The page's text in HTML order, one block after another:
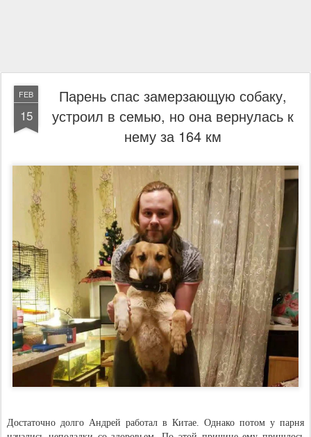
FEB
15
Парень спас замерзающую собаку,
устроил в семью, но она вернулась к
нему за 164 км
Достаточно долго Андрей работал в Китае. Однако потом у парня